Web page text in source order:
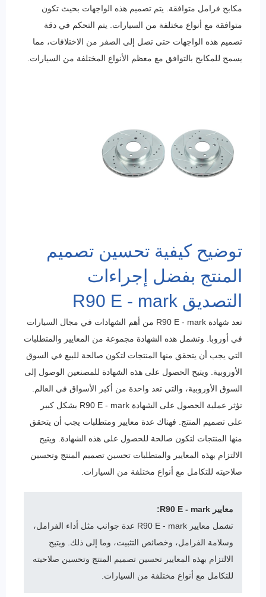
مكابح فرامل متوافقة. يتم تصميم هذه الواجهات بحيث تكون
متوافقة مع أنواع مختلفة من السيارات. يتم التحكم في دقة
تصميم هذه الواجهات حتى تصل إلى الصفر من الاختلافات، مما
يسمح للمكابح بالتوافق مع معظم الأنواع المختلفة من السيارات.
توضيح كيفية تحسين تصميم
المنتج بفضل إجراءات
التصديق R90 E - mark
تعد شهادة R90 E - mark من أهم الشهادات في مجال السيارات
في أوروبا. وتشمل هذه الشهادة مجموعة من المعايير والمتطلبات
التي يجب أن يتحقق منها المنتجات لتكون صالحة للبيع في السوق
الأوروبية. ويتيح الحصول على هذه الشهادة للمصنعين الوصول إلى
السوق الأوروبية، والتي تعد واحدة من أكبر الأسواق في العالم.
تؤثر عملية الحصول على الشهادة R90 E - mark بشكل كبير
على تصميم المنتج. فهناك عدة معايير ومتطلبات يجب أن يتحقق
منها المنتجات لتكون صالحة للحصول على هذه الشهادة. ويتيح
الالتزام بهذه المعايير والمتطلبات تحسين تصميم المنتج وتحسين
صلاحيته للتكامل مع أنواع مختلفة من السيارات.
معايير R90 E - mark:
تشمل معايير R90 E - mark عدة جوانب مثل أداء الفرامل،
وسلامة الفرامل، وخصائص التثبيت، وما إلى ذلك. ويتيح
الالتزام بهذه المعايير تحسين تصميم المنتج وتحسين صلاحيته
للتكامل مع أنواع مختلفة من السيارات.